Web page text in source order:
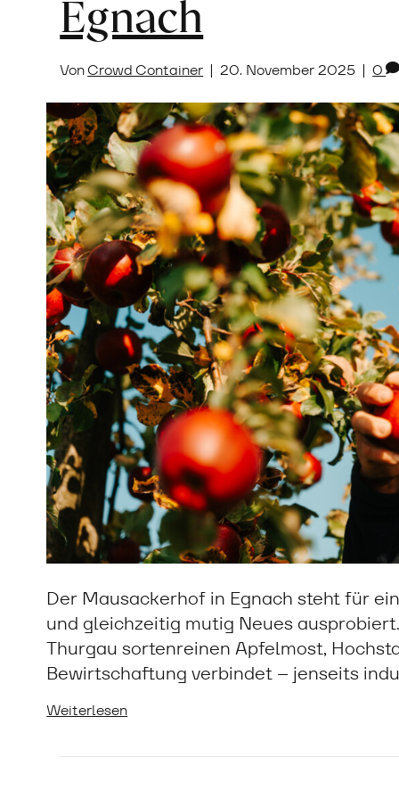
Egnach
VonCrowd Container | 20. November 2025 | 0
Der Mausackerhof in Egnach steht für
und gleichzeitig mutig Neues
Thurgau sortenreinen Apfelmost,
Bewirtschaftung verbindet – jenseits
Weiterlesen